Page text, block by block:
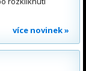
více novinek »